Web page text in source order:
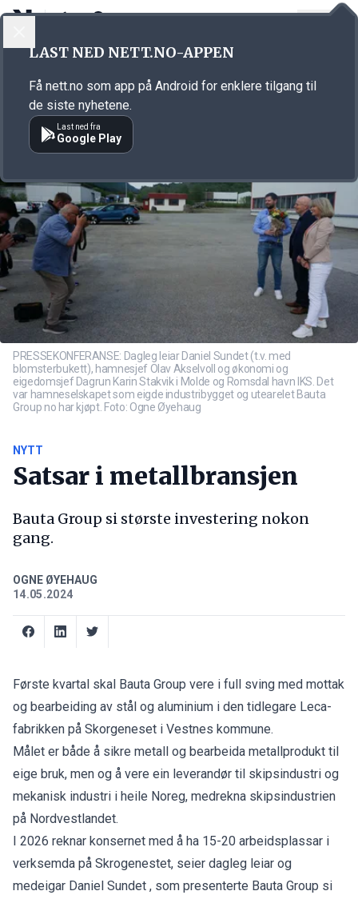
Annonsørinnhold
PRESSEKONFERANSE: Dagleg leiar Daniel Sundet (t.v. med
blomsterbukett), hamnesjef Olav Akselvoll og økonomi og
eigedomsjef Dagrun Karin Stakvik i Molde og Romsdal havn IKS. Det
var hamneselskapet som eigde industribygget og utearelet Bauta
Group no har kjøpt. Foto: Ogne Øyehaug
NYTT
Satsar i metallbransjen
Bauta Group si største investering nokon
gang.
OGNE ØYEHAUG
14.05.2024
Første kvartal skal Bauta Group vere i full sving med mottak
og bearbeiding av stål og aluminium i den tidlegare Leca-
fabrikken på Skorgeneset i Vestnes kommune.
Målet er både å sikre metall og bearbeida metallprodukt til
eige bruk, men og å vere ein leverandør til skipsindustri og
mekanisk industri i heile Noreg, medrekna skipsindustrien
på Nordvestlandet.
I 2026 reknar konsernet med å ha 15-20 arbeidsplassar i
verksemda på Skrogenestet, seier dagleg leiar og
medeigar Daniel Sundet , som presenterte Bauta Group si
LAST NED NETT.NO-APPEN
Få nett.no som app på Android for enklere tilgang til
de siste nyhetene.
Last ned fra
Google Play